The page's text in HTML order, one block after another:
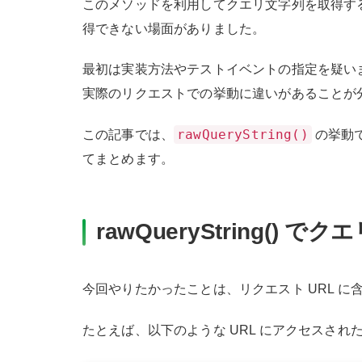
このメソッドを利用してクエリ文字列を取得
得できない場面がありました。
最初は実装方法やテストイベントの指定を疑
実際のリクエストでの挙動に違いがあることが
この記事では、 rawQueryString()
の挙動
てまとめます。
rawQueryString() でクエ
今回やりたかったことは、リクエスト URL に
たとえば、以下のような URL にアクセスされ